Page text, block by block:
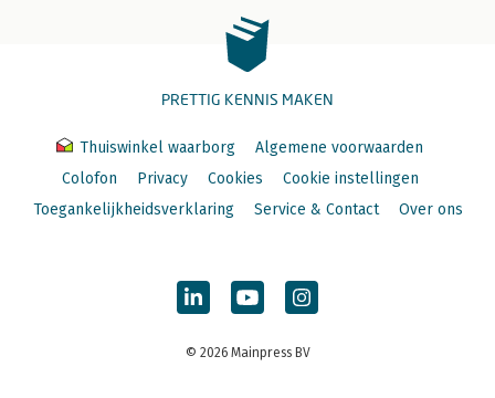
PRETTIG KENNIS MAKEN
Thuiswinkel waarborg
Algemene voorwaarden
Colofon
Privacy Cookies
Cookie instellingen
Toegankelijkheidsverklaring
Service & Contact Over ons
© 2026 Mainpress BV